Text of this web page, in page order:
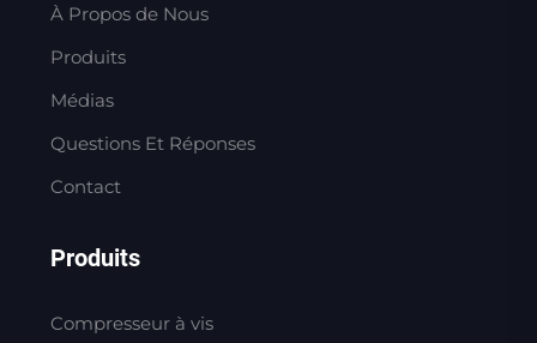
À Propos de Nous
Produits
Médias
Questions Et Réponses
Contact
Produits
Compresseur à vis